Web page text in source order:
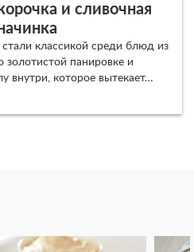
и сливочная
классикой среди блюд из
золотистой панировке и
внутри, которое вытекает…